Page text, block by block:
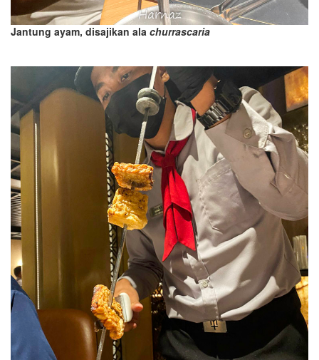
Jantung ayam, disajikan ala churrascaria